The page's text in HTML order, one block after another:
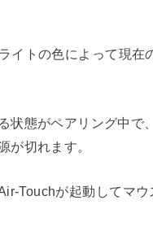
イトの色によって現在
状態がペアリング中で
が切れます。
Touchが起動してマウ